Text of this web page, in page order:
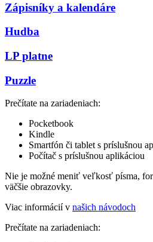
Zápisníky a kalendáre
Hudba
LP platne
Puzzle
Prečítate na zariadeniach:
Pocketbook
Kindle
Smartfón či tablet s príslušnou
Počítač s príslušnou aplikáciou
Nie je možné meniť veľkosť písma,
väčšie obrazovky.
Viac informácií v našich návodoch
Prečítate na zariadeniach: